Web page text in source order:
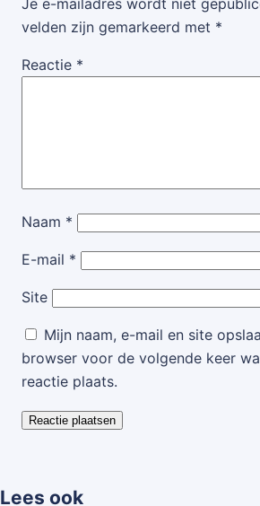
velden zijn gemarkeerd met *
Reactie *
Naam *
E-mail *
Site
Mijn naam, e-mail en site
browser voor de volgende keer
reactie plaats.
Lees ook